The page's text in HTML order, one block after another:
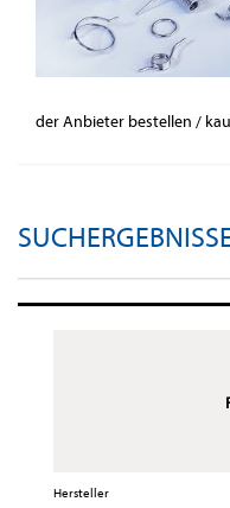
der Anbieter bestellen /
Hersteller